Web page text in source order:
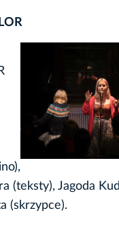
(teksty), Jagoda
(skrzypce).